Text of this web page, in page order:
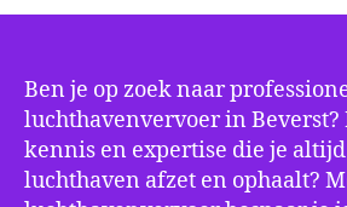
Ben je op zoek naar
luchthavenvervoer in
kennis en expertise die je
luchthaven afzet en ophaalt?